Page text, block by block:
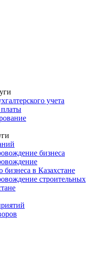
учета
платы
бизнеса
бизнеса в Казахстане
строительных